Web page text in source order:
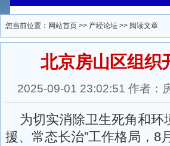
您当前位置： 网站首页 >> 产经论坛 >> 阅读文章
北京房山区组织
2025-09-01 23:02:51 作者：
为切实消除卫生死角和环
援、常态长治”工作格局，8